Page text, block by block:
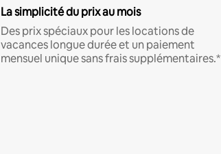
La simplicité du prix au mois
Des prix spéciaux pour les locations de
vacances longue durée et un paiement
mensuel unique sans frais supplémentaires.*